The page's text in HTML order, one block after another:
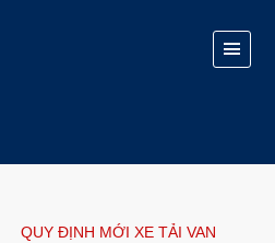
QUY ĐỊNH MỚI XE TẢI VAN